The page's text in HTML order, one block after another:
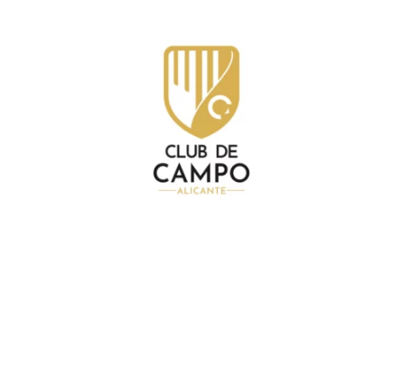
Club de Campo Alicante
Id Corporativa